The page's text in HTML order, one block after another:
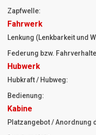
Zapfwelle:
Fahrwerk
Lenkung (Lenkbarkeit und
Federung bzw.
Hubwerk
Hubkraft / Hubweg:
Bedienung:
Kabine
Platzangebot / Anordnung